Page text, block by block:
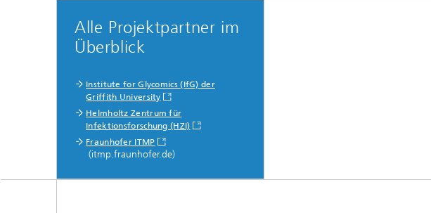
Alle Projektpartner im
Überblick
Institute for Glycomics (IfG) der
Griffith University
Helmholtz Zentrum für
Infektionsforschung (HZI)
Fraunhofer ITMP
(itmp.fraunhofer.de)